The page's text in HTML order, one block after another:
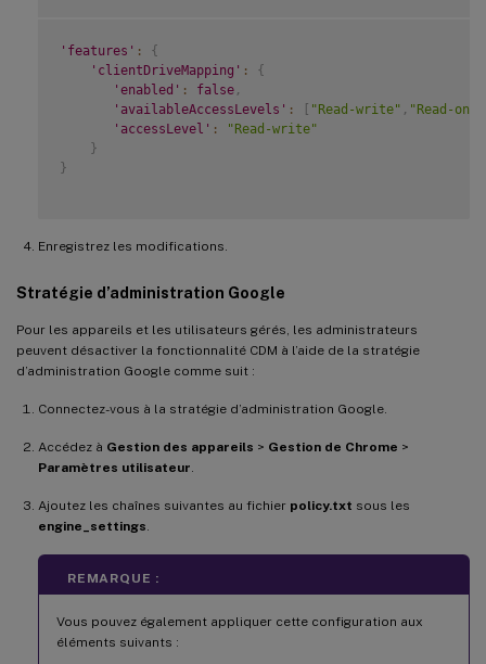
'features' :
{
'clientDriveMapping' :
{
'enabled' : false ,
'availableAccessLevels' : [ "Read-write" , "Read-
'accessLevel' :
"Read-write"
}
}
Enregistrez les modifications.
Stratégie d’administration Google
Pour les appareils et les utilisateurs gérés, les administrateurs
peuvent désactiver la fonctionnalité CDM à l’aide de la stratégie
d’administration Google comme suit :
Connectez-vous à la stratégie d’administration Google.
Accédez à Gestion des appareils > Gestion de Chrome >
Paramètres utilisateur.
Ajoutez les chaînes suivantes au fichier policy.txt sous les
engine_settings.
REMARQUE :
Vous pouvez également appliquer cette configuration aux
éléments suivants :